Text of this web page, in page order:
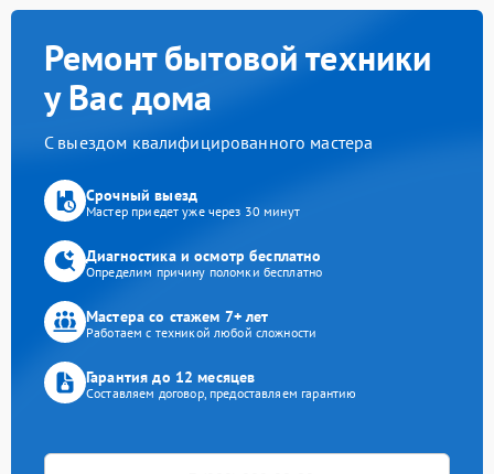
Ремонт бытовой техники
у Вас дома
С выездом квалифицированного мастера
Срочный выезд
Мастер приедет уже через 30 минут
Диагностика и осмотр бесплатно
Определим причину поломки бесплатно
Мастера со стажем 7+ лет
Работаем с техникой любой сложности
Гарантия до 12 месяцев
Составляем договор, предоставляем гарантию